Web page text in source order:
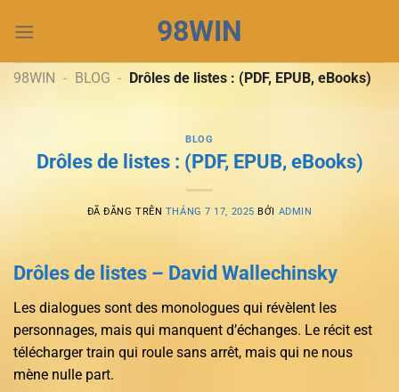
đến
dung
98WIN
98WIN - BLOG - Drôles de listes : (PDF, EPUB, eBooks)
BLOG
Drôles de listes : (PDF, EPUB, eBooks)
ĐÃ ĐĂNG TRÊN THÁNG 7 17, 2025 BỞI ADMIN
Drôles de listes – David Wallechinsky
Les dialogues sont des monologues qui révèlent les
personnages, mais qui manquent d’échanges. Le récit est
télécharger train qui roule sans arrêt, mais qui ne nous
mène nulle part.